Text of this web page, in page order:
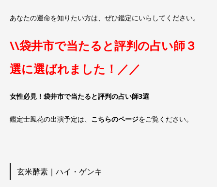
あなたの運命を知りたい方は、ぜひ鑑定にいらしてください。
\\袋井市で当たると評判の占い師３
選に選ばれました！／／
女性必見！袋井市で当たると評判の占い師3選
鑑定士鳳花の出演予定は、 こちらのページをご覧ください。
玄米酵素｜ハイ・ゲンキ